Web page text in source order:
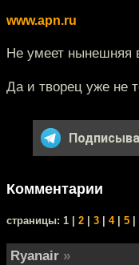
www.apn.ru
Не умеет нынешняя
Да и творец уже не
Комментарии
cтраницы: 1 | 2 3 4| 5
Ryanair »